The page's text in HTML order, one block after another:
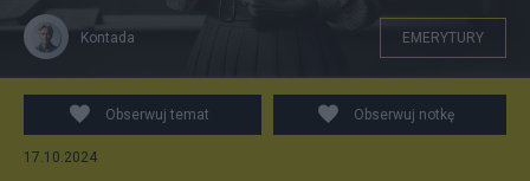
Kontada EMERYTURY
Obserwuj temat Obserwuj notkę
17.10.2024